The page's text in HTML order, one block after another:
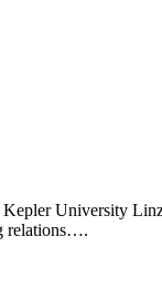
University
relations….